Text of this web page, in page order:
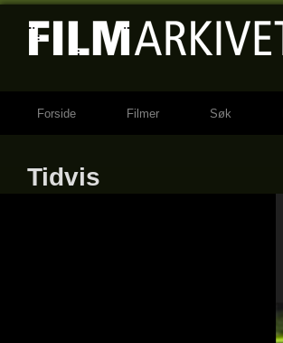
Forside Filmer Søk
Tidvis